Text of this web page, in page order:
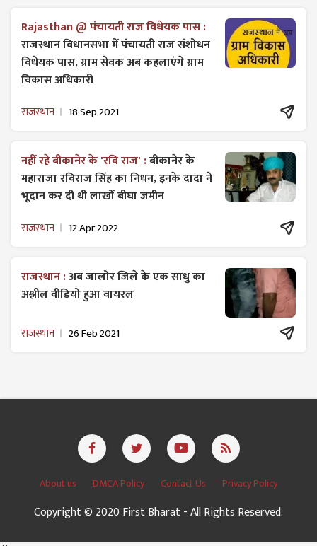
Rajasthan @ पंचायती राज विधेयक पास :
राजस्थान विधानसभा में पंचायती राज ​संशोधन
विधेयक पास, ग्राम सेवक अब कहलाएंगे ग्राम
विकास अधिकारी
राजस्थान 18 Sep 2021
नहीं रहे बीकानेर के 'रवि राज' :बीकानेर के
महाराजा रविराज सिंह का निधन, इनके दादा ने
भूदान कर दी थी लाखों बीघा जमीन
राजस्थान 12 Apr 2022
राजस्थान :अब जालोर जिले के एक साधु का
अश्लील वीडियो हुआ वायरल
राजस्थान 26 Feb 2021
About us DMCA Policy Contact Us Privacy Policy
Copyright © 2020 First Bharat - All Rights Reserved.